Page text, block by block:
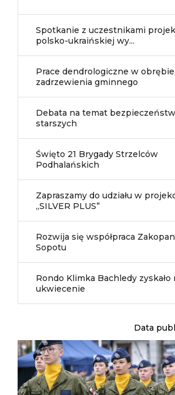
Spotkanie z uczestnikami
polsko-ukraińskiej wy...
Prace dendrologiczne w obrębie
zadrzewienia gminnego
Debata na temat
starszych
Święto 21 Brygady Strzelców
Podhalańskich
Zapraszamy do udziału w
„SILVER PLUS”
Rozwija się współpraca
Sopotu
Rondo Klimka Bachledy zyskało
ukwiecenie
Data